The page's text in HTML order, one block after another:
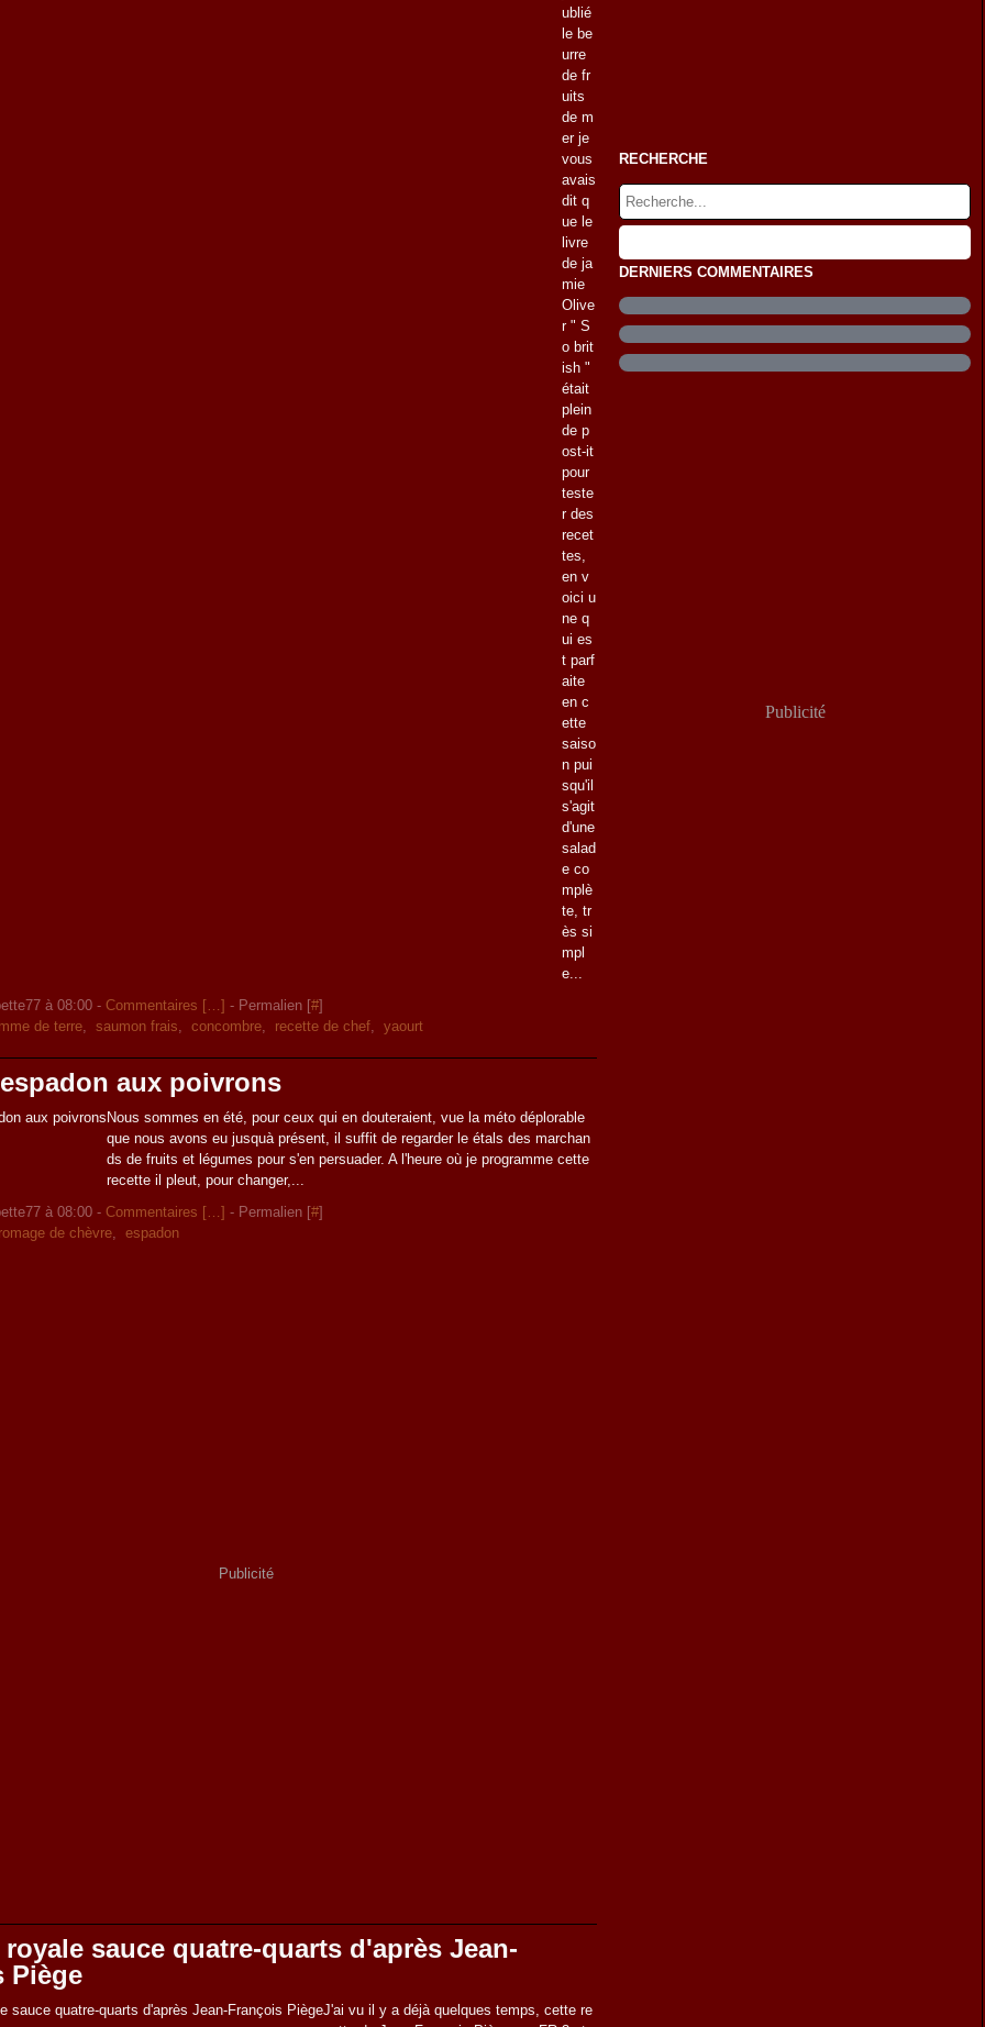
ublié
le be
urre
de fr
uits
de m
er je
vous
avais
dit q
ue le
livre
de ja
mie
Olive
r " S
o brit
ish "
était
plein
de p
ost-it
pour
teste
r des
recet
tes,
en v
oici u
ne q
ui es
t parf
aite
en c
ette
saiso
n pui
squ'il
s'agit
d'une
salad
e co
mplè
te, tr
ès si
mpl
e...
à 08:00 -Commentaires […] - Permalien [#]
de terre,saumon frais,concombre, recette de chef,yaourt
aux poivrons
Nous sommes en été, pour ceux qui en douteraient, vue la méto déplorable
que nous avons eu jusquà présent, il suffit de regarder le étals des marchan
ds de fruits et légumes pour s'en persuader. A l'heure où je programme cette
recette il pleut, pour changer,...
à 08:00 -Commentaires […] - Permalien [#]
de chèvre,espadon
Publicité
royale sauce quatre-quarts d'après Jean-
Piège
J'ai vu il y a déjà quelques temps, cette re
RECHERCHE
DERNIERS COMMENTAIRES
Publicité